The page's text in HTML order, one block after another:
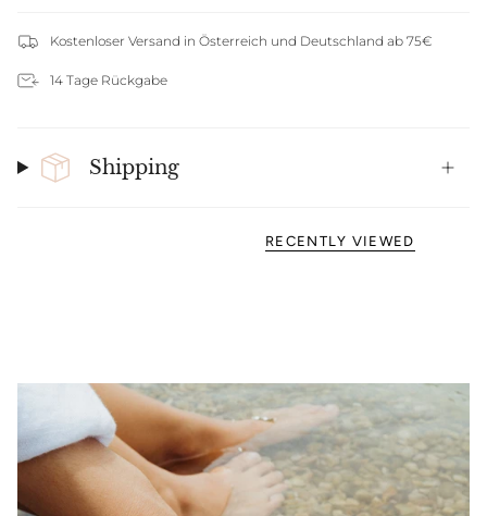
Kostenloser Versand in Österreich und Deutschland ab 75€
14 Tage Rückgabe
Shipping
RECENTLY VIEWED